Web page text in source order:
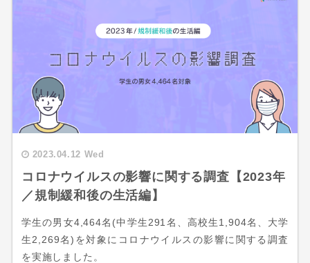
2023.04.12 Wed
コロナウイルスの影響に関する調査【2023年
／規制緩和後の生活編】
学生の男女4,464名(中学生291名、高校生1,904名、大学
生2,269名)を対象にコロナウイルスの影響に関する調査
を実施しました。